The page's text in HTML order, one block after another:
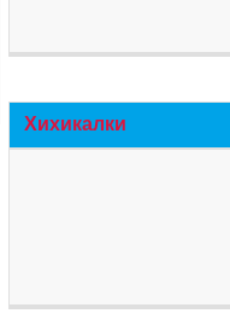
Хихикалки